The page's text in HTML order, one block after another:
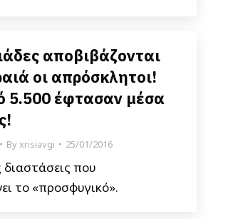
αποβιβάζονται
οι απρόσκλητοι!
5.500 έφτασαν μέσα
Byxrisiavgi 25/01/2016
διαστάσεις που
το «προσφυγικό».